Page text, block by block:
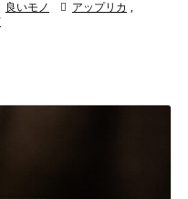
良いモノ  アップリカ ,